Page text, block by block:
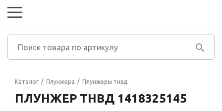
Каталог Плунжера Плунжеры тнвд
ПЛУНЖЕР ТНВД 1418325145